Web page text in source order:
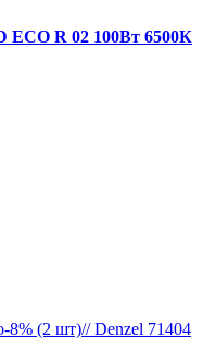
ECO R 02 100Вт 6500К